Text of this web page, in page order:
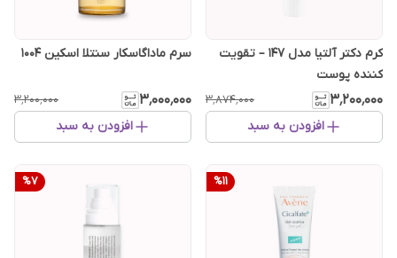
کرم دکتر آلتیا مدل ۱۴۷ – تقویت
کننده پوست
۳٬۲۰۰٬۰۰۰ ۳٬۸۷۴٬۰۰۰
افزودن به سبد
سرم ماداگاسکار سنتلا اسکین ۱۰۰۴
۳٬۰۰۰٬۰۰۰ ۳٬۲۰۰٬۰۰۰
افزودن به سبد
%11
%7